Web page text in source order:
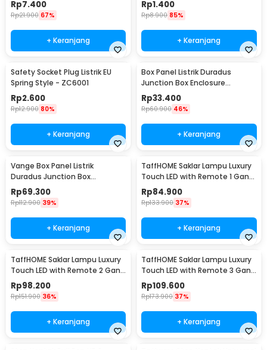
Rp7.400
Rp21.900 67%
+ Keranjang
Rp1.400
Rp8.900 85%
+ Keranjang
Safety Socket Plug Listrik EU
Spring Style - ZC6001
Rp2.600
Rp12.900 80%
+ Keranjang
Box Panel Listrik Duradus
Junction Box Enclosure
Waterproof 158x90mm - B1589
Rp33.400
Rp60.900 46%
+ Keranjang
Vange Box Panel Listrik
Duradus Junction Box
Waterproof 238x160x90mm -
VG-I01
Rp69.300
Rp112.900 39%
+ Keranjang
TaffHOME Saklar Lampu Luxury
Touch LED with Remote 1 Gang
- XJG-DH001
Rp84.900
Rp133.900 37%
+ Keranjang
TaffHOME Saklar Lampu Luxury
Touch LED with Remote 2 Gang
- XJG-DH001
Rp98.200
Rp151.900 36%
+ Keranjang
TaffHOME Saklar Lampu Luxury
Touch LED with Remote 3 Gang
- XJG-DH001
Rp109.600
Rp173.900 37%
+ Keranjang